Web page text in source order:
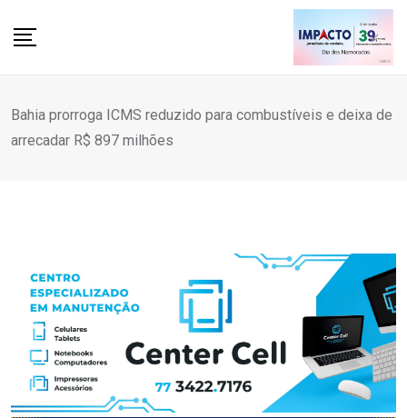
Bahia prorroga ICMS reduzido para combustíveis e deixa de
arrecadar R$ 897 milhões